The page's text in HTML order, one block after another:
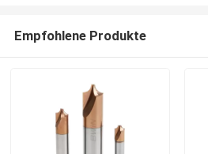
Empfohlene Produkte